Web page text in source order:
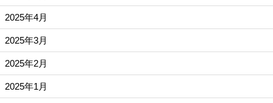
2025年4月
2025年3月
2025年2月
2025年1月